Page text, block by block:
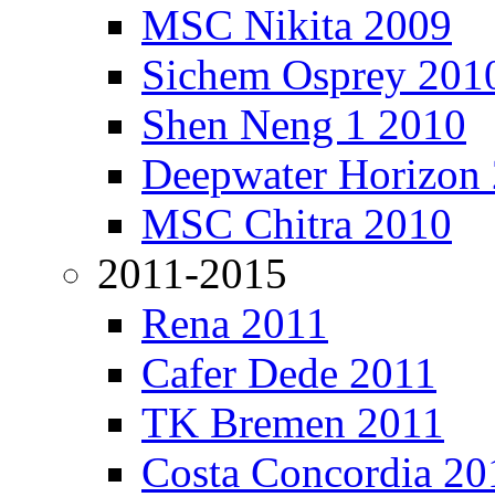
MSC Nikita 2009
Sichem Osprey
Shen Neng 1 2010
Deepwater Horizon
MSC Chitra 2010
2011-2015
Rena 2011
Cafer Dede 2011
TK Bremen 2011
Costa Concordia